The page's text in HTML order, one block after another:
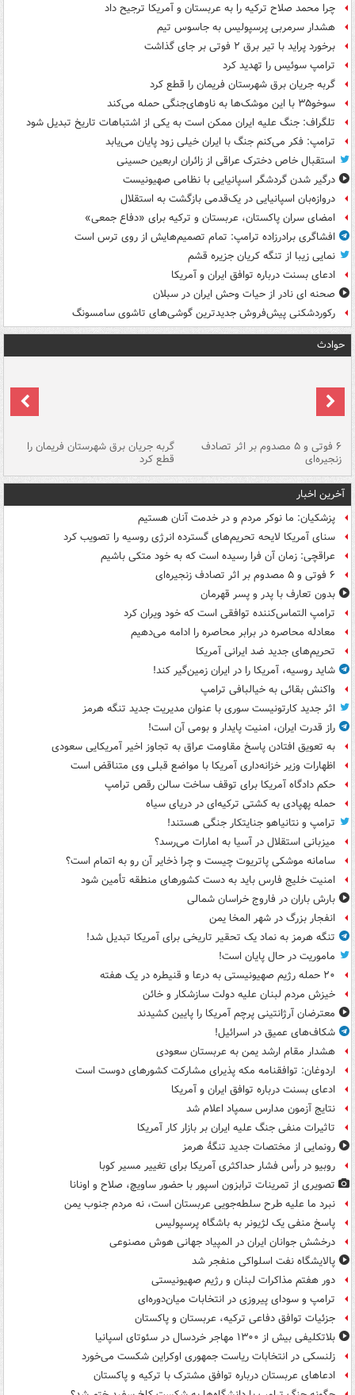
چرا محمد صلاح ترکیه را به عربستان و آمریکا ترجیح داد
هشدار سرمربی پرسپولیس به جاسوس تیم
برخورد پراید با تیر برق ۲ فوتی بر جای گذاشت
ترامپ سوئیس را تهدید کرد
گربه جریان برق شهرستان فریمان را قطع کرد
سوخو۳۵ با این موشک‌ها به ناوهای‌جنگی حمله می‌کند
تلگراف: جنگ علیه ایران ممکن است به یکی از اشتباهات تاریخ تبدیل شود
ترامپ: فکر می‌کنم جنگ با ایران خیلی زود پایان می‌یابد
استقبال خاص دخترک عراقی از زائران اربعین حسینی
درگیر شدن گردشگر اسپانیایی با نظامی صهیونیست
دروازه‌بان اسپانیایی در یک‌قدمی بازگشت به استقلال
امضای سران پاکستان، عربستان و ترکیه برای «دفاع جمعی»
افشاگری برادرزاده ترامپ: تمام تصمیم‌هایش از روی ترس است
نمایی زیبا از تنگه کریان جزیره قشم
ادعای بسنت درباره توافق ایران و آمریکا
صحنه ای نادر از حیات وحش ایران در سبلان
رکوردشکنی پیش‌فروش جدیدترین گوشی‌های تاشوی سامسونگ
حوادث
۶ فوتی و ۵ مصدوم بر اثر تصادف
زنجیره‌ای
گربه جریان برق شهرستان فریمان را
قطع کرد
آخرین اخبار
پزشکیان: ما نوکر مردم و در خدمت آنان هستیم
سنای آمریکا لایحه تحریم‌های گسترده انرژی روسیه را تصویب کرد
عراقچی: زمان آن فرا رسیده است که به خود متکی باشیم
۶ فوتی و ۵ مصدوم بر اثر تصادف زنجیره‌ای
بدون تعارف با پدر و پسر قهرمان
ترامپ التماس‌کننده توافقی است که خود ویران کرد
معادله محاصره در برابر محاصره را ادامه می‌دهیم
تحریم‌های جدید ضد ایرانی آمریکا
شاید روسیه، آمریکا را در ایران زمین‌گیر کند!
واکنش بقائی به خیالبافی ترامپ
اثر جدید کارتونیست سوری با عنوان مدیریت جدید تنگه هرمز
راز قدرت ایران، امنیت پایدار و بومی آن است!
به تعویق افتادن پاسخ مقاومت عراق به تجاوز اخیر آمریکایی سعودی
اظهارات وزیر خزانه‌داری آمریکا با مواضع قبلی وی متناقض است
حکم دادگاه آمریکا برای توقف ساخت سالن رقص ترامپ
حمله پهپادی به کشتی ترکیه‌ای در دریای سیاه
ترامپ و نتانیاهو جنایتکار جنگی هستند!
میزبانی استقلال در آسیا به امارات می‌رسد؟
سامانه موشکی پاتریوت چیست و چرا ذخایر آن رو به اتمام است؟
امنیت خلیج فارس باید به دست کشورهای منطقه تأمین شود
بارش باران در فاروج خراسان شمالی
انفجار بزرگ در شهر المخا یمن
تنگه هرمز به نماد یک تحقیر تاریخی برای آمریکا تبدیل شد!
ماموریت در حال پایان است!
۲۰ حمله رژیم صهیونیستی به درعا و قنیطره در یک هفته
خیزش مردم لبنان علیه دولت سازشکار و خائن
معترضان آرژانتینی پرچم آمریکا را پایین کشیدند
شکاف‌های عمیق در اسرائیل!
هشدار مقام ارشد یمن به عربستان سعودی
اردوغان: توافقنامه مکه پذیرای مشارکت کشورهای دوست است
ادعای بسنت درباره توافق ایران و آمریکا
نتایج آزمون مدارس سمپاد اعلام شد
تاثیرات منفی جنگ علیه ایران بر بازار کار آمریکا
رونمایی از مختصات جدید تنگۀ هرمز
روبیو در رأس فشار حداکثری آمریکا برای تغییر مسیر کوبا
تصویری از تمرینات ترابزون اسپور با حضور ساویچ، صلاح و اونانا
نبرد ما علیه طرح سلطه‌جویی عربستان است، نه مردم جنوب یمن
پاسخ منفی یک لژیونر به باشگاه پرسپولیس
درخشش جوانان ایران در المپیاد جهانی هوش مصنوعی
پالایشگاه نفت اسلواکی منفجر شد
دور هفتم مذاکرات لبنان و رژیم صهیونیستی
ترامپ و سودای پیروزی در انتخابات میان‌دوره‌ای
جزئیات توافق دفاعی ترکیه، عربستان و پاکستان
بلاتکلیفی بیش از ۱۳۰۰ مهاجر خردسال در سئوتای اسپانیا
زلنسکی در انتخابات ریاست جمهوری اوکراین شکست می‌خورد
ادعاهای عربستان درباره توافق مشترک با ترکیه و پاکستان